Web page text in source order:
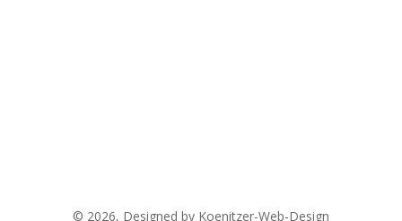
© 2026, Designed by Koenitzer-Web-Design